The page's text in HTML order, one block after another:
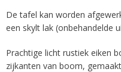
De tafel kan worden
een skylt lak (onbehandelde
Prachtige licht rustiek eiken
zijkanten van boom,